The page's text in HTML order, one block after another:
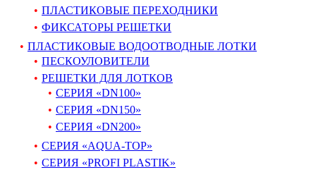
ПЛАСТИКОВЫЕ ПЕРЕХОДНИКИ
ФИКСАТОРЫ РЕШЕТКИ
ПЛАСТИКОВЫЕ ВОДООТВОДНЫЕ ЛОТКИ
ПЕСКОУЛОВИТЕЛИ
РЕШЕТКИ ДЛЯ ЛОТКОВ
СЕРИЯ «DN100»
СЕРИЯ «DN150»
СЕРИЯ «DN200»
СЕРИЯ «AQUA-TOP»
СЕРИЯ «PROFI PLASTIK»